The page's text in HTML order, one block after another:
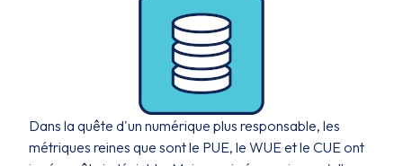
Dans la quête d'un numérique plus responsable, les
métriques reines que sont le PUE, le WUE et le CUE ont